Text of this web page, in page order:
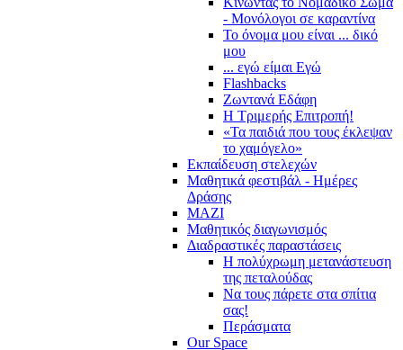
- Μονόλογοι σε καραντίνα
Το όνομα μου είναι ... δικό
μου
... εγώ είμαι Εγώ
Flashbacks
Ζωντανά Εδάφη
Η Τριμερής Επιτροπή!
«Τα παιδιά που τους έκλεψαν
το χαμόγελο»
Εκπαίδευση στελεχών
Μαθητικά φεστιβάλ - Ημέρες
Δράσης
ΜΑΖΙ
Μαθητικός διαγωνισμός
Διαδραστικές παραστάσεις
Η πολύχρωμη μετανάστευση
της πεταλούδας
Να τους πάρετε στα σπίτια
σας!
Περάσματα
Our Space